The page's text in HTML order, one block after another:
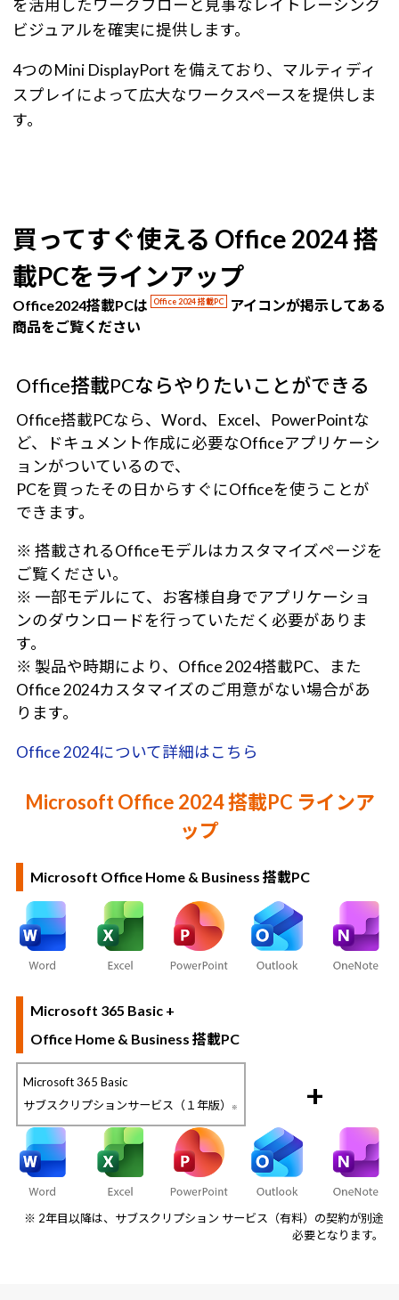
を活用したワークフローと見事なレイトレーシング
ビジュアルを確実に提供します。
4つのMini DisplayPort を備えており、マルティディ
スプレイによって広大なワークスペースを提供しま
す。
買ってすぐ使える Office 2024 搭
載PCをラインアップ
Office2024搭載PCは Office 2024 搭載PC
アイコンが掲示してある
商品をご覧ください
Office搭載PCならやりたいことができる
Office搭載PCなら、Word、Excel、PowerPointな
ど、ドキュメント作成に必要なOfficeアプリケーシ
ョンがついているので、
PCを買ったその日からすぐにOfficeを使うことが
できます。
※ 搭載されるOfficeモデルはカスタマイズページを
ご覧ください。
※ 一部モデルにて、お客様自身でアプリケーショ
ンのダウンロードを行っていただく必要がありま
す。
※ 製品や時期により、Office 2024搭載PC、また
Office 2024カスタマイズのご用意がない場合があ
ります。
Office 2024について詳細はこちら
Microsoft Office 2024 搭載PC ラインア
ップ
Microsoft Office Home & Business 搭載PC
Microsoft 365 Basic +
Office Home & Business 搭載PC
Microsoft 365 Basic
サブスクリプションサービス（１年版）
※ +
※ 2年目以降は、サブスクリプション サービス（有料）の契約が別途
必要となります。